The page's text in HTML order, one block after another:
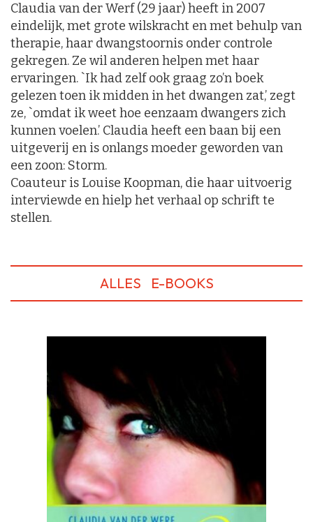
Claudia van der Werf (29 jaar) heeft in 2007
eindelijk, met grote wilskracht en met behulp van
therapie, haar dwangstoornis onder controle
gekregen. Ze wil anderen helpen met haar
ervaringen. `Ik had zelf ook graag zo’n boek
gelezen toen ik midden in het dwangen zat,’ zegt
ze, `omdat ik weet hoe eenzaam dwangers zich
kunnen voelen.’ Claudia heeft een baan bij een
uitgeverij en is onlangs moeder geworden van
een zoon: Storm.
Coauteur is Louise Koopman, die haar uitvoerig
interviewde en hielp het verhaal op schrift te
stellen.
ALLES E-BOOKS